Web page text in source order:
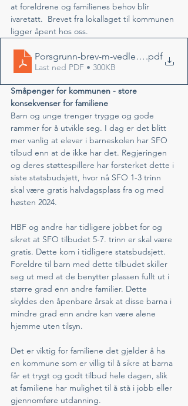
at foreldrene og familienes behov blir
ivaretatt.  Brevet fra lokallaget til kommunen
ligger åpent hos oss.
Porsgrunn-brev-m-vedlegg.pdf
Last ned PDF • 300KB
Småpenger for kommunen - store
konsekvenser for familiene
Barn og unge trenger trygge og gode
rammer for å utvikle seg. I dag er det blitt
mer vanlig at elever i barneskolen har SFO
tilbud enn at de ikke har det. Regjeringen
og deres støttespillere har forsterket dette i
siste statsbudsjett, hvor nå SFO 1-3 trinn
skal være gratis halvdagsplass fra og med
høsten 2024.
HBF og andre har tidligere jobbet for og
sikret at SFO tilbudet 5-7. trinn er skal være
gratis. Dette kom i tidligere statsbudsjett.
Foreldre til barn med dette tilbudet skiller
seg ut med at de benytter plassen fullt ut i
større grad enn andre familier. Dette
skyldes den åpenbare årsak at disse barna i
mindre grad enn andre kan være alene
hjemme uten tilsyn.
Det er viktig for familiene det gjelder å ha
en kommune som er villig til å sikre at barna
får et trygt og godt tilbud hele dagen, slik
at familiene har mulighet til å stå i jobb eller
gjennomføre utdanning.